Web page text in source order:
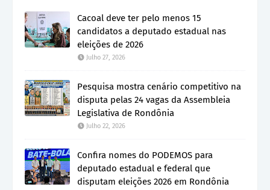
Cacoal deve ter pelo menos 15
candidatos a deputado estadual nas
eleições de 2026
Julho 27, 2026
Pesquisa mostra cenário competitivo na
disputa pelas 24 vagas da Assembleia
Legislativa de Rondônia
Julho 22, 2026
Confira nomes do PODEMOS para
deputado estadual e federal que
disputam eleições 2026 em Rondônia